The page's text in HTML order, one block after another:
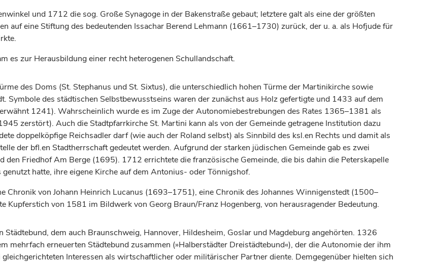
und 1712 die sog. Große Synagoge in der Bakenstraße gebaut; letztere galt als eine der größten
auf eine Stiftung des bedeutenden Issachar Berend Lehmann (1661–1730) zurück, der u. a. als Hofjude für
es zur Herausbildung einer recht heterogenen Schullandschaft.
des Doms (St. Stephanus und St. Sixtus), die unterschiedlich hohen Türme der Martinikirche sowie
Symbole des städtischen Selbstbewusstseins waren der zunächst aus Holz gefertigte und 1433 auf dem
1241). Wahrscheinlich wurde es im Zuge der Autonomiebestrebungen des Rates 1365–1381 als
zerstört). Auch die Stadtpfarrkirche St. Martini kann als von der Gemeinde getragene Institution dazu
doppelköpfige Reichsadler darf (wie auch der Roland selbst) als Sinnbild des ksl.en Rechts und damit als
der bfl.en Stadtherrschaft gedeutet werden. Aufgrund der starken jüdischen Gemeinde gab es zwei
Friedhof Am Berge (1695). 1712 errichtete die französische Gemeinde, die bis dahin die Peterskapelle
hatte, ihre eigene Kirche auf dem Antonius- oder Tönnigshof.
Chronik von Johann Heinrich Lucanus (1693–1751), eine Chronik des Johannes Winnigenstedt (1500–
Kupferstich von 1581 im Bildwerk von Georg Braun/Franz Hogenberg, von herausragender Bedeutung.
Städtebund, dem auch Braunschweig, Hannover, Hildesheim, Goslar und Magdeburg angehörten. 1326
mehrfach erneuerten Städtebund zusammen (»Halberstädter Dreistädtebund«), der die Autonomie der ihm
Interessen als wirtschaftlicher oder militärischer Partner diente. Demgegenüber hielten sich